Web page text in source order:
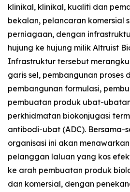
klinikal, klinikal, kualiti dan
bekalan, pelancaran komersial
perniagaan, dengan
hujung ke hujung milik Altruist
Infrastruktur tersebut
garis sel, pembangunan proses
pembangunan formulasi,
pembuatan produk ubat-
perkhidmatan biokonjugasi
antibodi-ubat (ADC). Bersama-
organisasi ini akan
pelanggan laluan yang kos
ke arah pembuatan produk
dan komersial, dengan